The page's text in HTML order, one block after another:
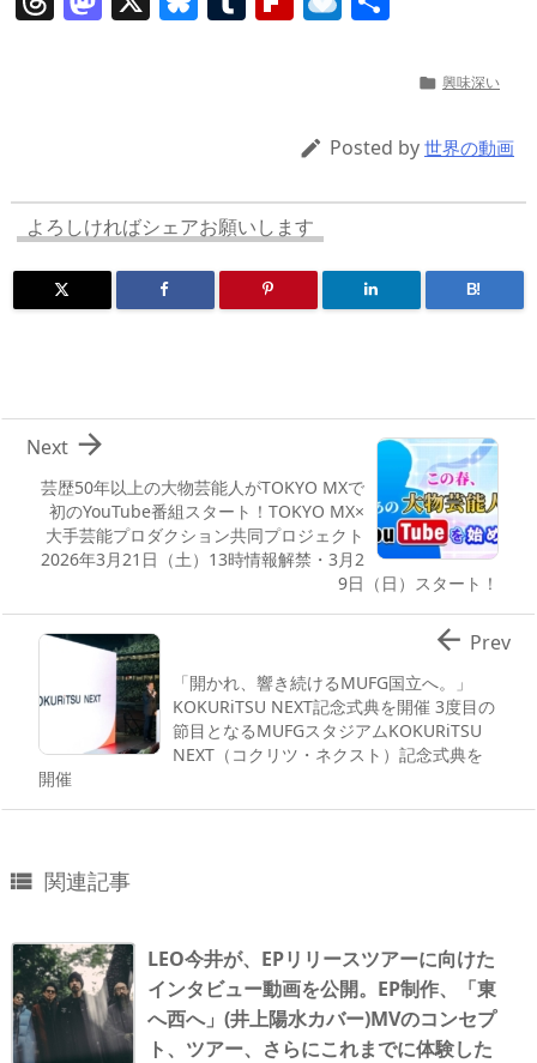
s o
n
ar
d
ro
p.
 興味深い
 Posted by 世界の動画
よろしければシェアお願いします
B!
芸歴50年以上の大物芸能人がTOKYO MXで
初のYouTube番組スタート！TOKYO MX×
大手芸能プロダクション共同プロジェクト
2026年3月21日（土）13時情報解禁・3月2
9日（日）スタート！

Next
「開かれ、響き続けるMUFG国立へ。」
KOKURiTSU NEXT記念式典を開催 3度目の
節目となるMUFGスタジアムKOKURiTSU
NEXT（コクリツ・ネクスト）記念式典を
開催
 Prev
 関連記事
LEO今井が、EPリリースツアーに向けた
インタビュー動画を公開。EP制作、「東
へ西へ」(井上陽水カバー)MVのコンセプ
ト、ツアー、さらにこれまでに体験した